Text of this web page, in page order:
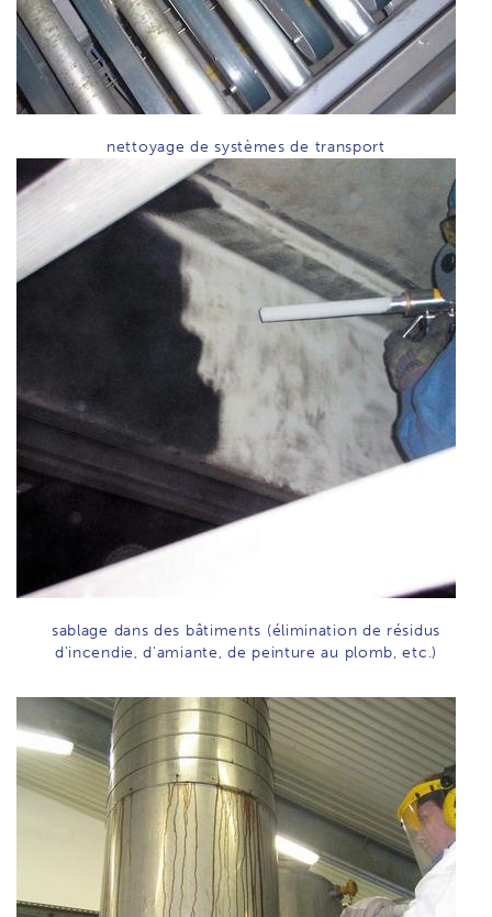
nettoyage de systèmes de transport
sablage dans des bâtiments (élimination de résidus
d'incendie, d'amiante, de peinture au plomb, etc.)